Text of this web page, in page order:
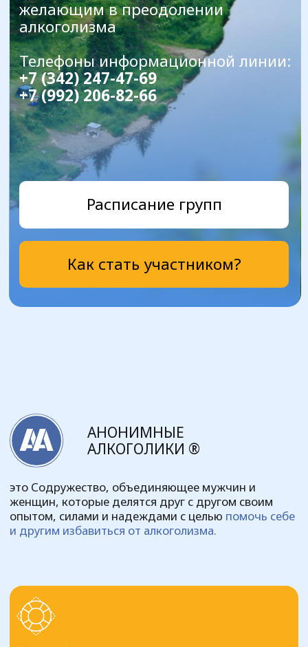
Как стать участником?
Расписание групп
это Содружество, объединяющее мужчин и
женщин, которые делятся друг с другом своим
опытом, силами и надеждами с целью
и другим избавиться от алкоголизма.
АЛКОГОЛИКИ ®
В России движение Анонимных алкоголиков
существует с 1988 г. В России сегодня
работают около 700 групп.
АА не связано ни с какой сектой,
вероисповеданием, политическим
направлением, организацией или учреждением
Подробнее о Содружестве АА на